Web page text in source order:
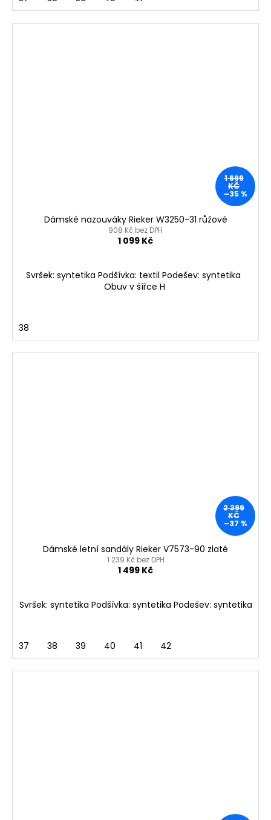
1 699
KČ
–35 %
Dámské nazouváky Rieker W3250-31 růžové
908 Kč bez DPH
1 099 Kč
Svršek: syntetika Podšívka: textil Podešev: syntetika
Obuv v šířce H
38
2 399
KČ
–37 %
Dámské letní sandály Rieker V7573-90 zlaté
1 239 Kč bez DPH
1 499 Kč
Svršek: syntetika Podšívka: syntetika Podešev: syntetika
37 38 39 40 41 42